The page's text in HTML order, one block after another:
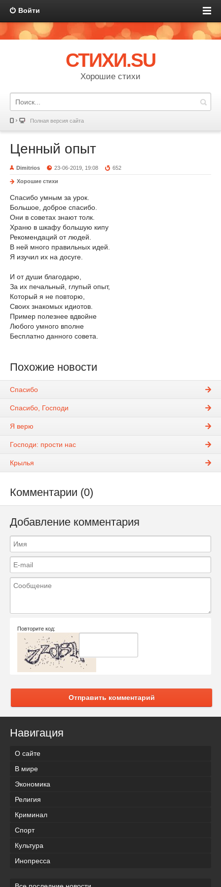
Войти
СТИХИ.SU
Хорошие стихи
Полная версия сайта
Ценный опыт
Dimitrios 23-06-2019, 19:08 652
Хорошие стихи
Спасибо умным за урок.
Большое, доброе спасибо.
Они в советах знают толк.
Храню в шкафу большую кипу
Рекомендаций от людей.
В ней много правильных идей.
Я изучил их на досуге.
И от души благодарю,
За их печальный, глупый опыт,
Который я не повторю,
Своих знакомых идиотов.
Пример полезнее вдвойне
Любого умного вполне
Бесплатно данного совета.
Похожие новости
Спасибо
Спасибо, Господи
Я верю
Господи: прости нас
Крылья
Комментарии (0)
Добавление комментария
Повторите код:
Отправить комментарий
Навигация
О сайте
В мире
Экономика
Религия
Криминал
Спорт
Культура
Инопресса